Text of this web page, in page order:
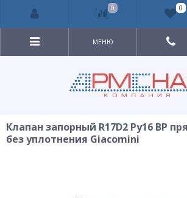
МЕНЮ
Клапан запорный R17D2 Ру16 ВР
без уплотнения Giacomini
0 0